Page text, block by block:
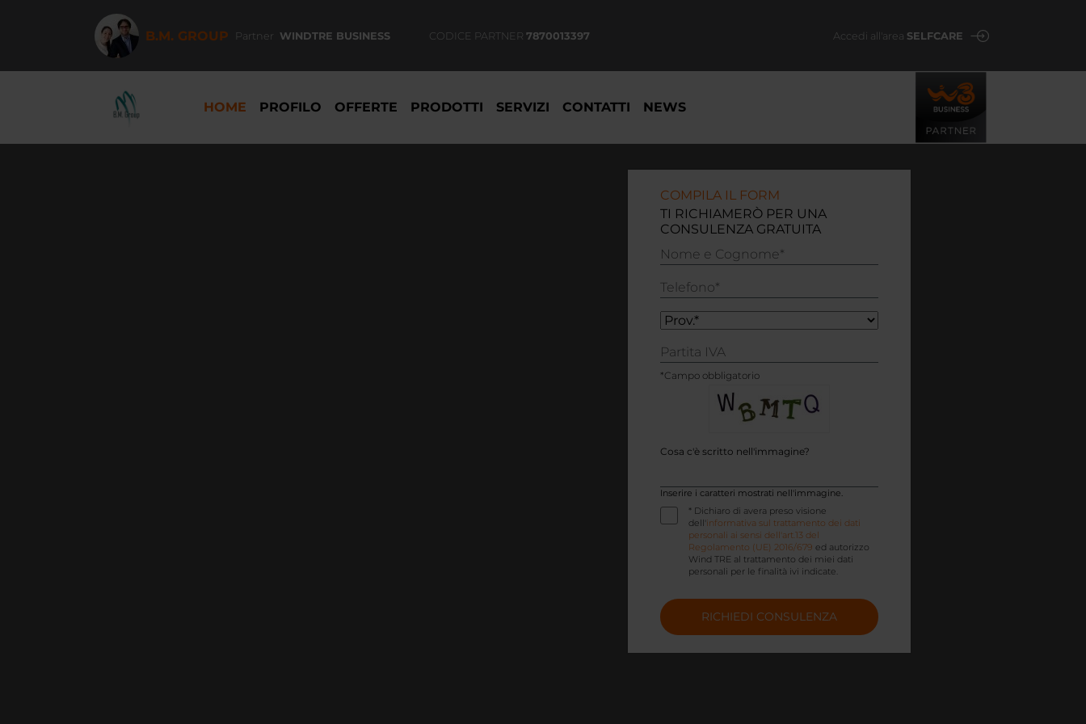
B.M. GROUP Partner WINDTRE BUSINESS CODICE PARTNER 7870013397 Accedi all'area SELFCARE
NAVIGAZIONE
PRINCIPALE
HOME PROFILO OFFERTE PRODOTTI SERVIZI CONTATTI NEWS
COMPILA IL FORM
TI RICHIAMERÒ PER UNA
CONSULENZA GRATUITA
Nome
e
Cognome*
Telefono*
Prov.*
Partita
IVA
*Campo obbligatorio
Cosa c'è scritto nell'immagine?
Inserire i caratteri mostrati nell'immagine.
* Dichiaro di avera preso visione
dell' informativa sul trattamento dei dati
personali ai sensi dell'art.13 del
Regolamento (UE) 2016/679 ed autorizzo
Wind TRE al trattamento dei miei dati
personali per le finalità ivi indicate.